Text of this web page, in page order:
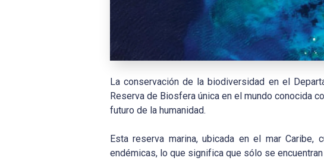
La conservación de la biodiversidad en el
Reserva de Biosfera única en el mundo conocida
futuro de la humanidad.
Esta reserva marina, ubicada en el mar
endémicas, lo que significa que sólo se